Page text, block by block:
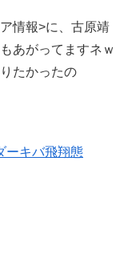
情報>に、古原靖
あがってますネｗ
たかったの
ーキバ飛翔態